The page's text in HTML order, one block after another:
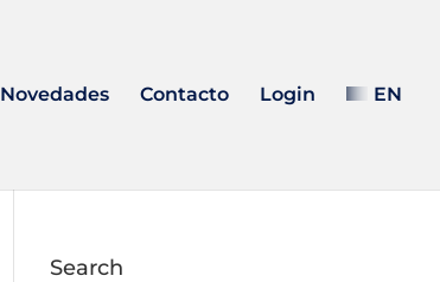
Novedades Contacto Login EN
Search